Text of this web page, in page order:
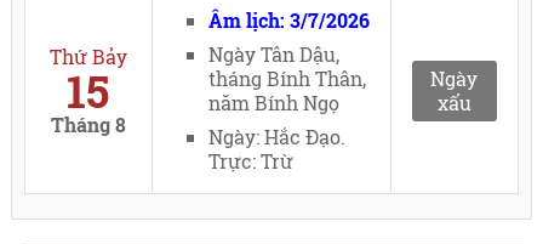
Thứ Bảy
15
Tháng 8
Âm lịch: 3/7/2026
Ngày Tân Dậu,
tháng Bính Thân,
năm Bính Ngọ
Ngày: Hắc Đạo.
Trực: Trừ
Ngày
xấu